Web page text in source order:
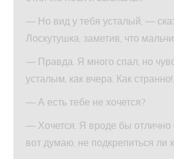
— Но вид у тебя усталый, —
Лоскутушка, заметив, что
— Правда. Я много спал, но
усталым, как вчера. Как странно!
— А есть тебе не хочется?
— Хочется. Я вроде бы отлично
вот думаю, не подкрепиться ли